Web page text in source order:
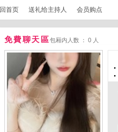
回首页 送礼给主持人 会员购点
免費聊天區包厢内人数 ： 0 人